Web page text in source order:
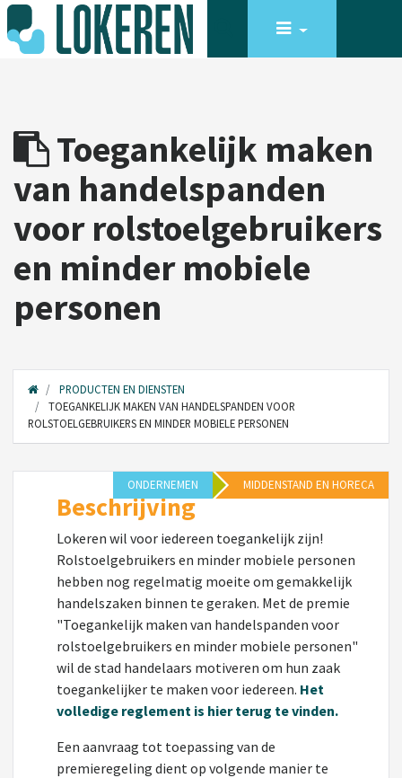
Toegankelijk maken
van handelspanden
voor rolstoelgebruikers
en minder mobiele
personen
PRODUCTEN EN DIENSTEN
TOEGANKELIJK MAKEN VAN HANDELSPANDEN VOOR
ROLSTOELGEBRUIKERS EN MINDER MOBIELE PERSONEN
ONDERNEMEN MIDDENSTAND EN HORECA
Beschrijving
Lokeren wil voor iedereen toegankelijk zijn!
Rolstoelgebruikers en minder mobiele personen
hebben nog regelmatig moeite om gemakkelijk
handelszaken binnen te geraken. Met de premie
"Toegankelijk maken van handelspanden voor
rolstoelgebruikers en minder mobiele personen"
wil de stad handelaars motiveren om hun zaak
toegankelijker te maken voor iedereen. Het
volledige reglement is hier terug te vinden.
Een aanvraag tot toepassing van de
premieregeling dient op volgende manier te